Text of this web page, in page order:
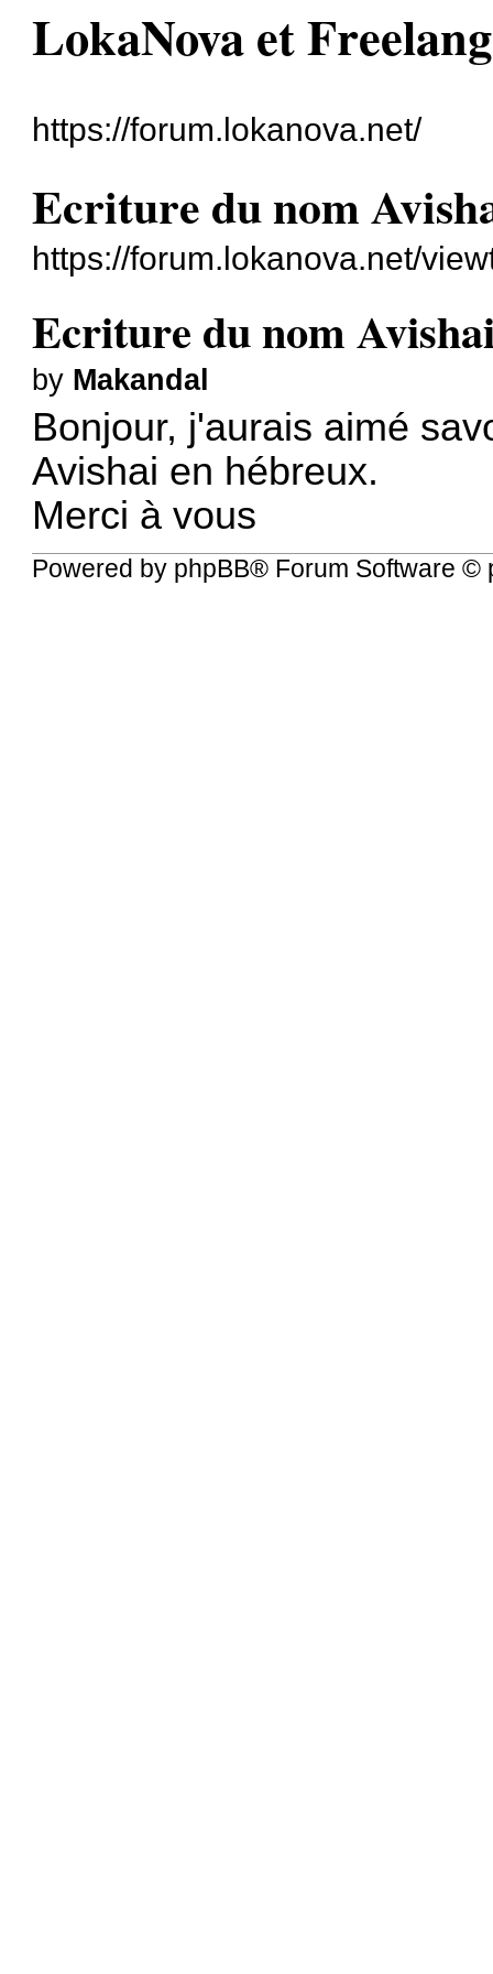
LokaNova et Freelang
https://forum.lokanova.net/
Ecriture du nom
https://forum.lokanova.net/
Ecriture du nom
by Makandal
Bonjour, j'aurais aimé
Avishai en hébreux.
Merci à vous
Powered by phpBB® Forum Software ©